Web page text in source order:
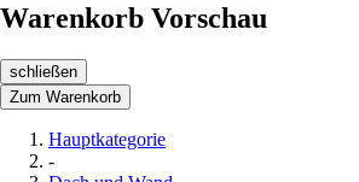
Warenkorb Vorschau
schließen
Zum Warenkorb
Hauptkategorie
-